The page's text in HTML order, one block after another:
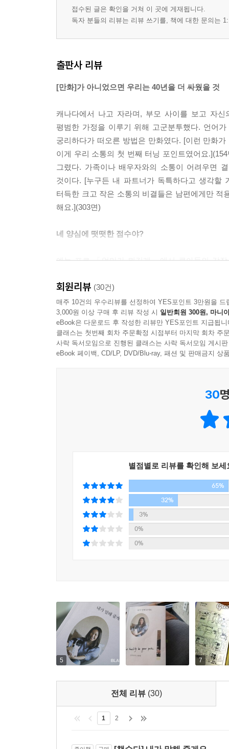
접수된 글은 확인을 거쳐 이 곳에 게재됩니다.
독자 분들의 리뷰는 리뷰 쓰기를, 책에 대한 문의는
출판사 리뷰
[만화]가 아니었으면 우리는 40년을 더 싸웠을 것
캐나다에서 나고 자라며, 부모 사이를 보고 자
평범한 가정을 이루기 위해 고군분투했다. 언어
궁리하다가 떠오른 방법은 만화였다. [이런 만화
이게 우리 소통의 첫 번째 터닝 포인트였어요
그렸다. 가족이나 배우자와의 소통이 어려우면
것이다. [누구든 내 파트너가 독특하다고 생각할
터득한 크고 작은 소통의 비결들은 남편에게만
해요.](303면)
네 양심에 떳떳한 점수야?
예능 프로 「엄마가 뭐길래」에서 큰아들의 갑
있는 그녀의 양육법에는 의식적으로 꼭 지켜 왔
[스스로 해낸 점수]인지를 묻는 것. [열심히 노력
아빠의 점수가 아니라 오직 네 점수야](340면) 그
사교육 없이 입학했다. 그녀가 의식적으로 지켰다
바로 옆에 있는 사람이야말로 긍정의 표현이 가장
손을 잡아 주는 것, 안아 주는 것 등 일상에서 마
있던 생각들이 조금은 더 확장되고 여유로워진다
회원리뷰 (30건)
매주 10건의 우수리뷰를 선정하여 YES포인트 3만원을 드
3,000원 이상 구매 후 리뷰 작성 시 일반회원 300원, 마니
eBook은 다운로드 후 작성한 리뷰만 YES포인트 지급됩니
클래스는 첫번째 회차 주문확정 시점부터 마지막 회차 주
사락 독서모임으로 진행된 클래스는 사락 독서모임 게시
eBook 페이백, CD/LP, DVD/Blu-ray, 패션 및 판매금지 상
30
별점별로 리뷰를 확인해 보세
65%
32%
3%
0%
0%
5 7
전체 리뷰 (30)
1 2